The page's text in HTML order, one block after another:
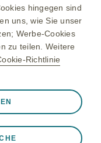
hingegen sind
uns, wie Sie unser
Werbe-Cookies
zu teilen. Weitere
Richtlinie
Cookies
❮
eines